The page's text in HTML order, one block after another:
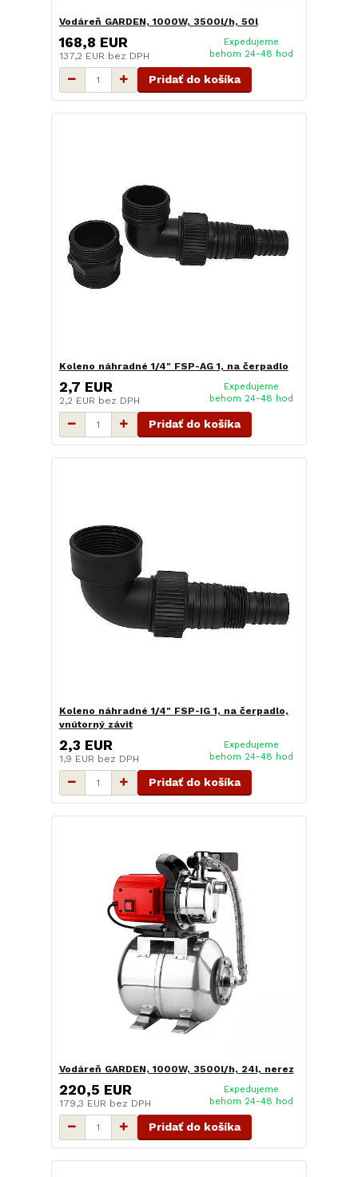
Vodáreň GARDEN, 1000W, 3500l/h, 50l
168,8 EUR
137,2 EUR bez DPH
Expedujeme
behom 24-48 hod
Pridať do košíka
Koleno náhradné 1/4" FSP-AG 1, na čerpadlo
2,7 EUR
2,2 EUR bez DPH
Expedujeme
behom 24-48 hod
Pridať do košíka
Koleno náhradné 1/4" FSP-IG 1, na čerpadlo,
vnútorný závit
2,3 EUR
1,9 EUR bez DPH
Expedujeme
behom 24-48 hod
Pridať do košíka
Vodáreň GARDEN, 1000W, 3500l/h, 24l, nerez
220,5 EUR
179,3 EUR bez DPH
Expedujeme
behom 24-48 hod
Pridať do košíka